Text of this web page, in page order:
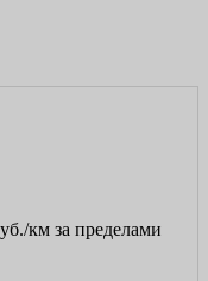
км за пределами